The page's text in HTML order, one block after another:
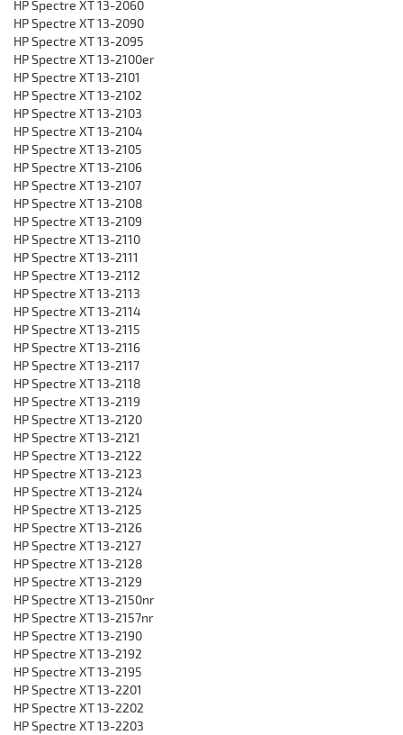
HP Spectre XT 13-2060
HP Spectre XT 13-2090
HP Spectre XT 13-2095
HP Spectre XT 13-2100er
HP Spectre XT 13-2101
HP Spectre XT 13-2102
HP Spectre XT 13-2103
HP Spectre XT 13-2104
HP Spectre XT 13-2105
HP Spectre XT 13-2106
HP Spectre XT 13-2107
HP Spectre XT 13-2108
HP Spectre XT 13-2109
HP Spectre XT 13-2110
HP Spectre XT 13-2111
HP Spectre XT 13-2112
HP Spectre XT 13-2113
HP Spectre XT 13-2114
HP Spectre XT 13-2115
HP Spectre XT 13-2116
HP Spectre XT 13-2117
HP Spectre XT 13-2118
HP Spectre XT 13-2119
HP Spectre XT 13-2120
HP Spectre XT 13-2121
HP Spectre XT 13-2122
HP Spectre XT 13-2123
HP Spectre XT 13-2124
HP Spectre XT 13-2125
HP Spectre XT 13-2126
HP Spectre XT 13-2127
HP Spectre XT 13-2128
HP Spectre XT 13-2129
HP Spectre XT 13-2150nr
HP Spectre XT 13-2157nr
HP Spectre XT 13-2190
HP Spectre XT 13-2192
HP Spectre XT 13-2195
HP Spectre XT 13-2201
HP Spectre XT 13-2202
HP Spectre XT 13-2203